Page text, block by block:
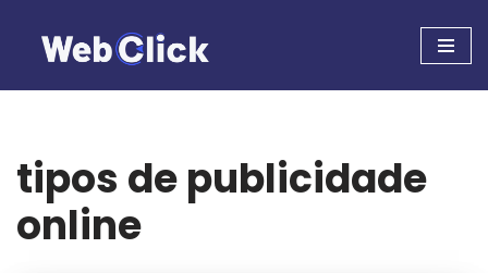
Pular
tipos de publicidade
online